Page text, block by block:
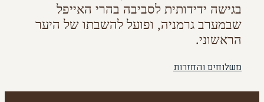
בגישה ידידותית לסביבה בהרי האייפל
שבמערב גרמניה, ופועל להשבתו של היער
הראשוני.
משלוחים והחזרות